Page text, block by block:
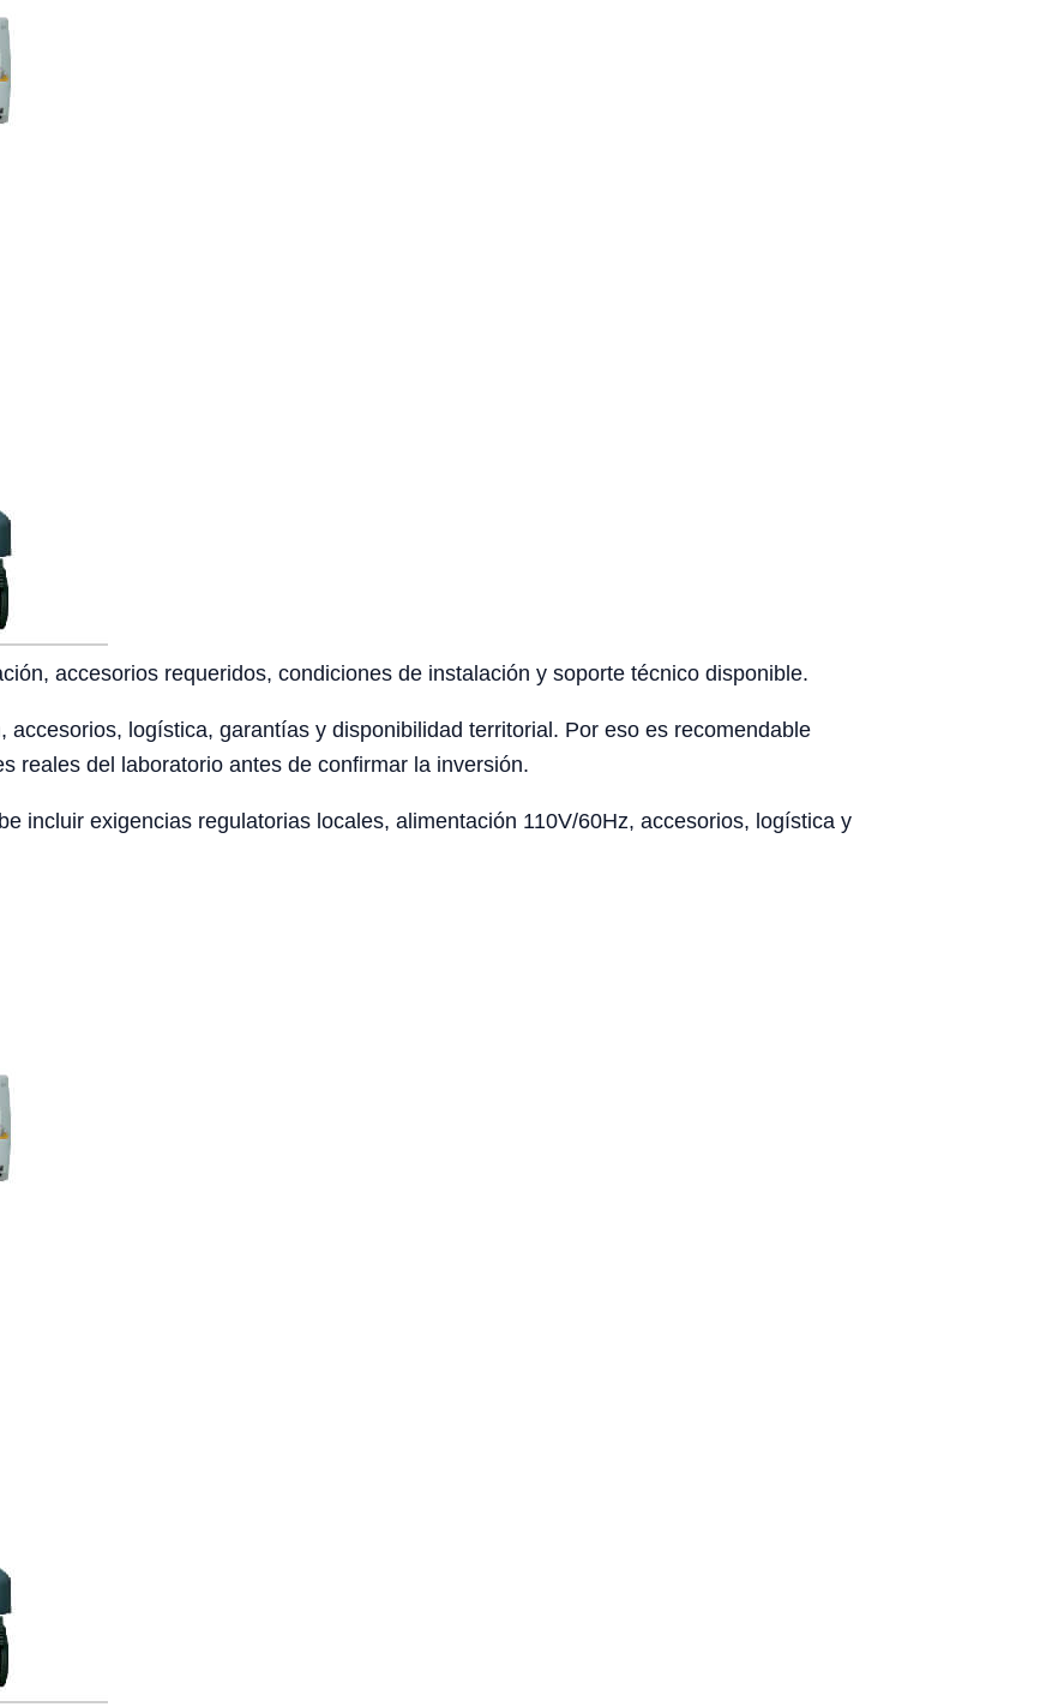
accesorios requeridos, condiciones de instalación y soporte técnico disponible.
accesorios, logística, garantías y disponibilidad territorial. Por eso es recomendable
reales del laboratorio antes de confirmar la inversión.
incluir exigencias regulatorias locales, alimentación 110V/60Hz, accesorios, logística y